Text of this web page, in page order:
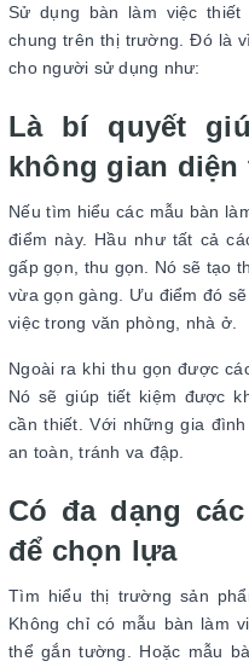
Sử dụng bàn làm việc
chung trên thị trường. Đó là
cho người sử dụng như:
Là bí quyết
không gian diện
Nếu tìm hiểu các mẫu bàn
điểm này. Hầu như tất cả
gấp gọn, thu gọn. Nó sẽ tạo
vừa gọn gàng. Ưu điểm đó
việc trong văn phòng, nhà ở.
Ngoài ra khi thu gọn được
Nó sẽ giúp tiết kiệm được
cần thiết. Với những gia
an toàn, tránh va đập.
Có đa dạng
để chọn lựa
Tìm hiểu thị trường sản
Không chỉ có mẫu bàn làm
thể gắn tường. Hoặc mẫu